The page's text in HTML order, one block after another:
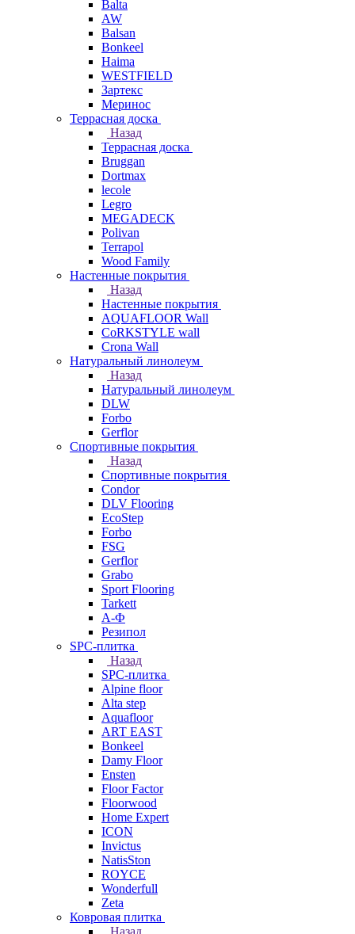
Balta
AW
Balsan
Bonkeel
Haima
WESTFIELD
Зартекс
Меринос
Террасная доска
Назад
Террасная доска
Bruggan
Dortmax
lecole
Legro
MEGADECK
Polivan
Terrapol
Wood Family
Настенные покрытия
Назад
Настенные покрытия
AQUAFLOOR Wall
CoRKSTYLE wall
Crona Wall
Натуральный линолеум
Назад
Натуральный линолеум
DLW
Forbo
Gerflor
Спортивные покрытия
Назад
Спортивные покрытия
Condor
DLV Flooring
EcoStep
Forbo
FSG
Gerflor
Grabo
Sport Flooring
Tarkett
А-Ф
Резипол
SPC-плитка
Назад
SPC-плитка
Alpine floor
Alta step
Aquafloor
ART EAST
Bonkeel
Damy Floor
Ensten
Floor Factor
Floorwood
Home Expert
ICON
Invictus
NatisSton
ROYCE
Wonderfull
Zeta
Ковровая плитка
Назад